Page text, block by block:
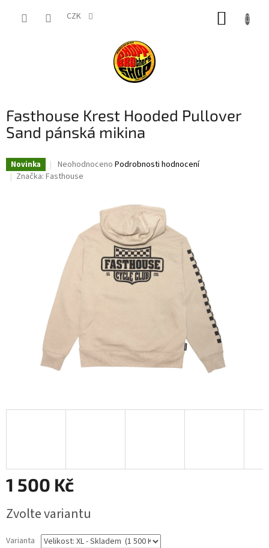
CZK
Fasthouse Krest Hooded Pullover
Sand pánská mikina
Novinka
Průměrné
hodnocení
hvězdiček.
Neohodnoceno Podrobnosti hodnocení
Značka: Fasthouse
1 500 Kč
cena:
Zvolte variantu
Varianta